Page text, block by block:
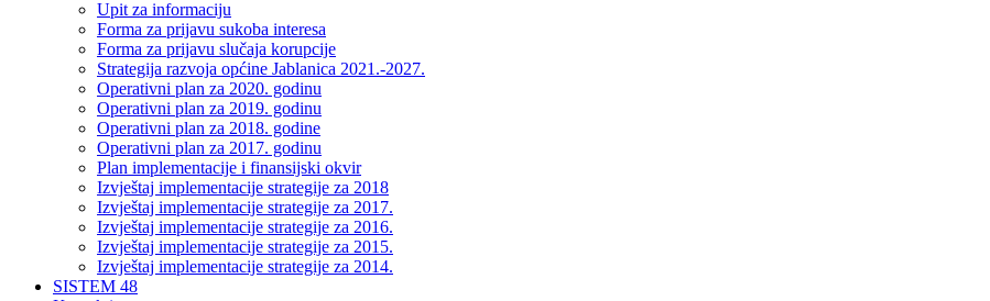
Upit za informaciju
Forma za prijavu sukoba interesa
Forma za prijavu slučaja korupcije
Strategija razvoja općine Jablanica 2021.-2027.
Operativni plan za 2020. godinu
Operativni plan za 2019. godinu
Operativni plan za 2018. godine
Operativni plan za 2017. godinu
Plan implementacije i finansijski okvir
Izvještaj implementacije strategije za 2018
Izvještaj implementacije strategije za 2017.
Izvještaj implementacije strategije za 2016.
Izvještaj implementacije strategije za 2015.
Izvještaj implementacije strategije za 2014.
SISTEM 48